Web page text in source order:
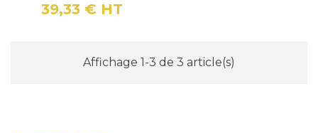
Prix
39,33 € HT
Affichage 1-3 de 3 article(s)